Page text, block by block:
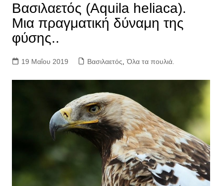
Βασιλαετός (Aquila heliaca).
Μια πραγματική δύναμη της
φύσης..
19 Μαΐου 2019 Βασιλαετός Όλα τα πουλιά.